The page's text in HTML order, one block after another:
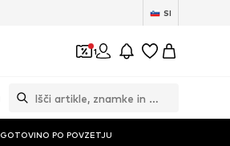
SI
1
PO POVZETJU